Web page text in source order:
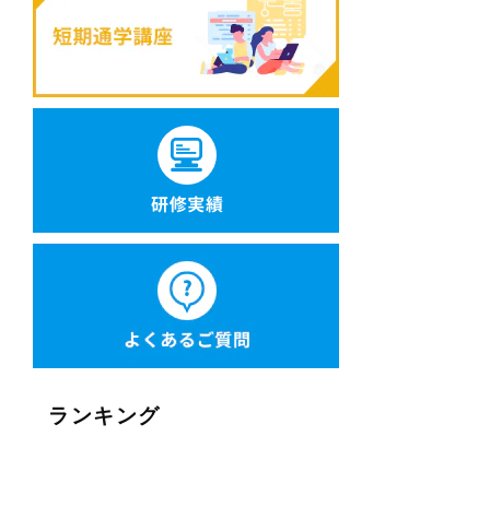
ランキング